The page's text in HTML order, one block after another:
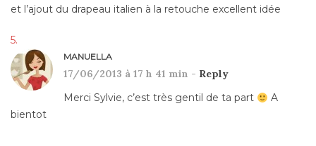
et l’ajout du drapeau italien à la retouche excellent idée
MANUELLA
17/06/2013 à 17 h 41 min - Reply
Merci Sylvie, c’est très gentil de ta part
A
bientot